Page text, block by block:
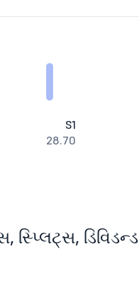
S1
28.70
સ્પ્લિટ્સ, ડિવિડન્ડ